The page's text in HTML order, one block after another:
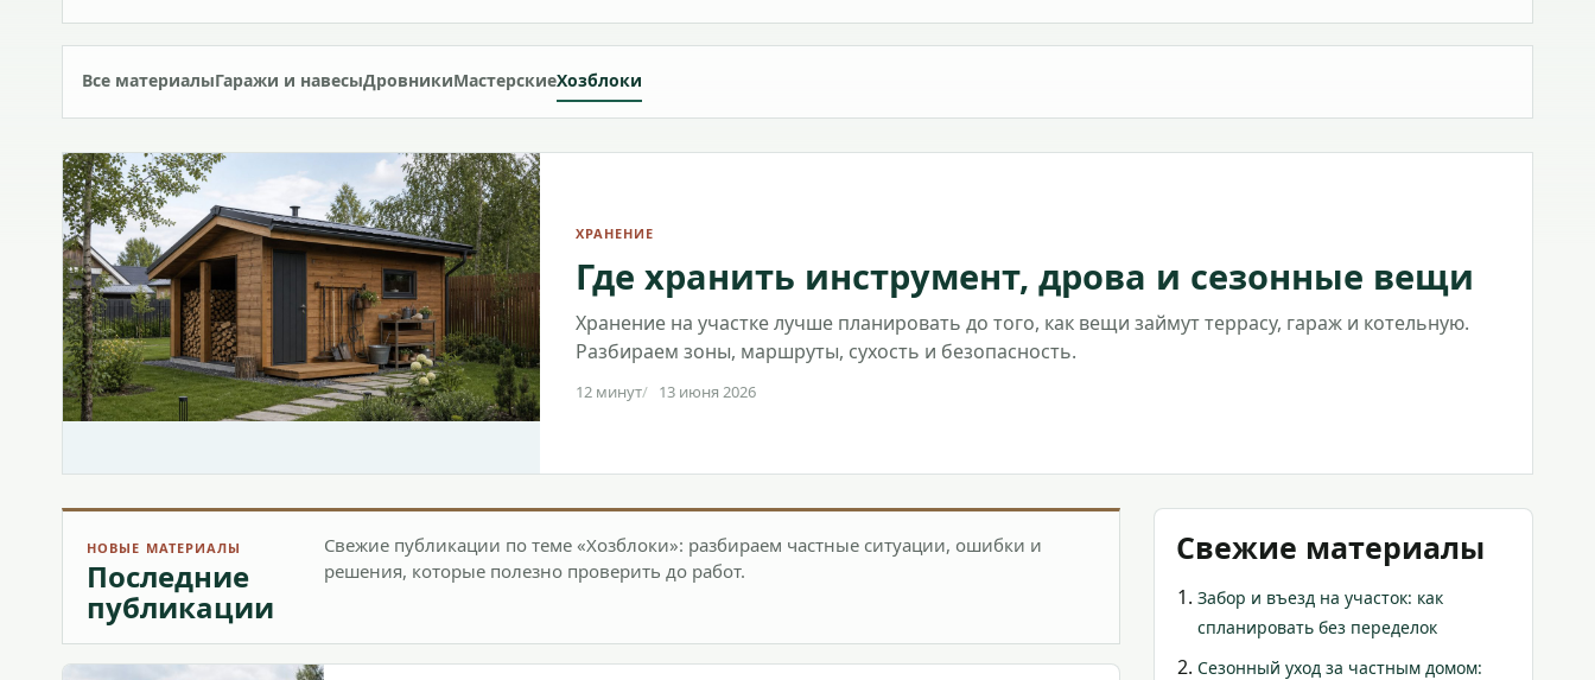
Все материалыГаражи и навесыДровникиМастерскиеХозблоки
ХРАНЕНИЕ
Где хранить инструмент, дрова и сезонные вещи
Хранение на участке лучше планировать до того, как вещи займут террасу, гараж и котельную.
Разбираем зоны, маршруты, сухость и безопасность.
12 минут 13 июня 2026
НОВЫЕ МАТЕРИАЛЫ
Последние
публикации
Свежие публикации по теме «Хозблоки»: разбираем частные ситуации, ошибки и
решения, которые полезно проверить до работ.
Свежие материалы
Забор и въезд на участок: как
спланировать без переделок
Сезонный уход за частным домом: